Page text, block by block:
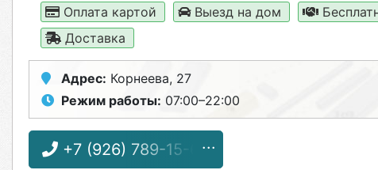
Оплата картой
Выезд на дом
Доставка
Адрес: Корнеева, 27
Режим работы: 07:00–22:00
+7 (926) 789-15-64